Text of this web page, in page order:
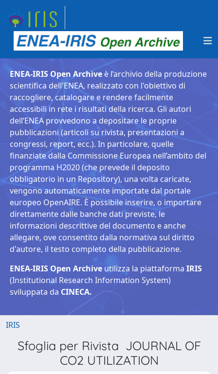
ENEA-IRIS Open Archive è l’archivio della produzione
scientifica dell'ENEA, realizzato con l'obiettivo di
raccogliere, catalogare e rendere facilmente
accessibili in rete i risultati della ricerca. Gli autori
dell’ENEA provvedono a depositare le proprie
pubblicazioni (articoli su rivista, presentazioni a
congressi, report, ecc.). In particolare, quelle
finanziate dalla Commissione Europea nell’ambito del
programma H2020 (che prevede il deposito
obbligatorio in un Repository), una volta caricate,
vengono automaticamente importate dal portale
europeo OpenAIRE. È possibile inserire, o importare
direttamente dalle banche dati previste, le
informazioni descrittive del documento e anche
allegare, ove consentito dalla normativa sul diritto
d'autore, il testo completo della pubblicazione.
ENEA-IRIS Open Archive utilizza la piattaforma IRIS
(Institutional Research Information System)
sviluppata da CINECA.
IRIS
Sfoglia per Rivista JOURNAL OF
CO2 UTILIZATION